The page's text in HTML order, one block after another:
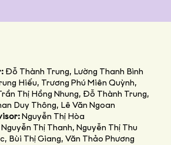
Đỗ Thành Trung, Lường Thanh Bình
Hiếu, Trương Phú Miên Quỳnh,
Thị Hồng Nhung, Đỗ Thành Trung,
Duy Thông, Lê Văn Ngoan
Nguyễn Thị Hòa
Nguyễn Thị Thanh, Nguyễn Thị Thu
Bùi Thị Giang, Văn Thảo Phương